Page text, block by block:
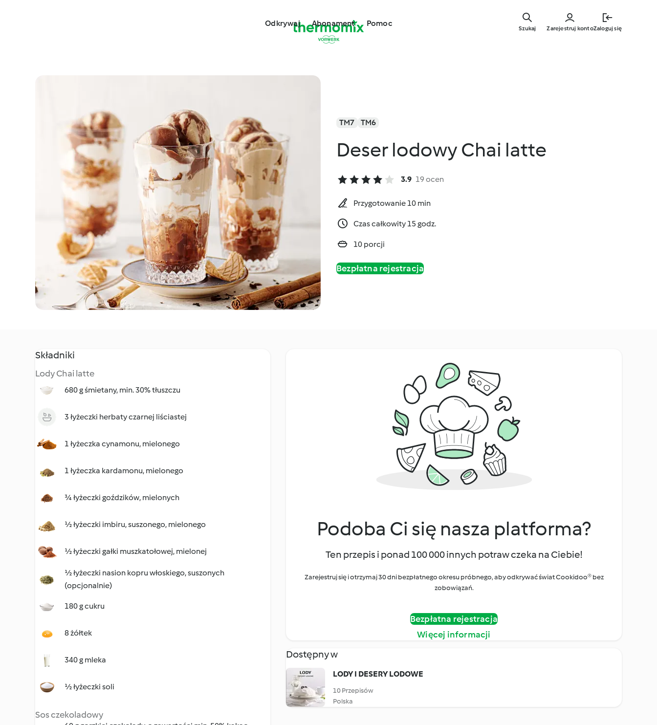
głównej
Odkrywaj Abonament Pomoc
Zarejestruj kontoZaloguj się
Szukaj
TM7 TM6
Deser lodowy Chai latte
3.9 19 ocen
Przygotowanie 10 min
Czas całkowity 15 godz.
10 porcji
Bezpłatna rejestracja
Składniki
Lody Chai latte
680 g śmietany, min. 30% tłuszczu
3 łyżeczki herbaty czarnej liściastej
1 łyżeczka cynamonu, mielonego
1 łyżeczka kardamonu, mielonego
¾ łyżeczki goździków, mielonych
½ łyżeczki imbiru, suszonego, mielonego
½ łyżeczki gałki muszkatołowej, mielonej
½ łyżeczki nasion kopru włoskiego, suszonych
(opcjonalnie)
180 g cukru
8 żółtek
340 g mleka
½ łyżeczki soli
Sos czekoladowy
Podoba Ci się nasza platforma?
Ten przepis i ponad 100 000 innych potraw czeka na Ciebie!
Zarejestruj się i otrzymaj 30 dni bezpłatnego okresu próbnego, aby odkrywać świat Cookidoo® bez
zobowiązań.
Bezpłatna rejestracja
Więcej informacji
Dostępny w
LODY I DESERY LODOWE
10 Przepisów
Polska